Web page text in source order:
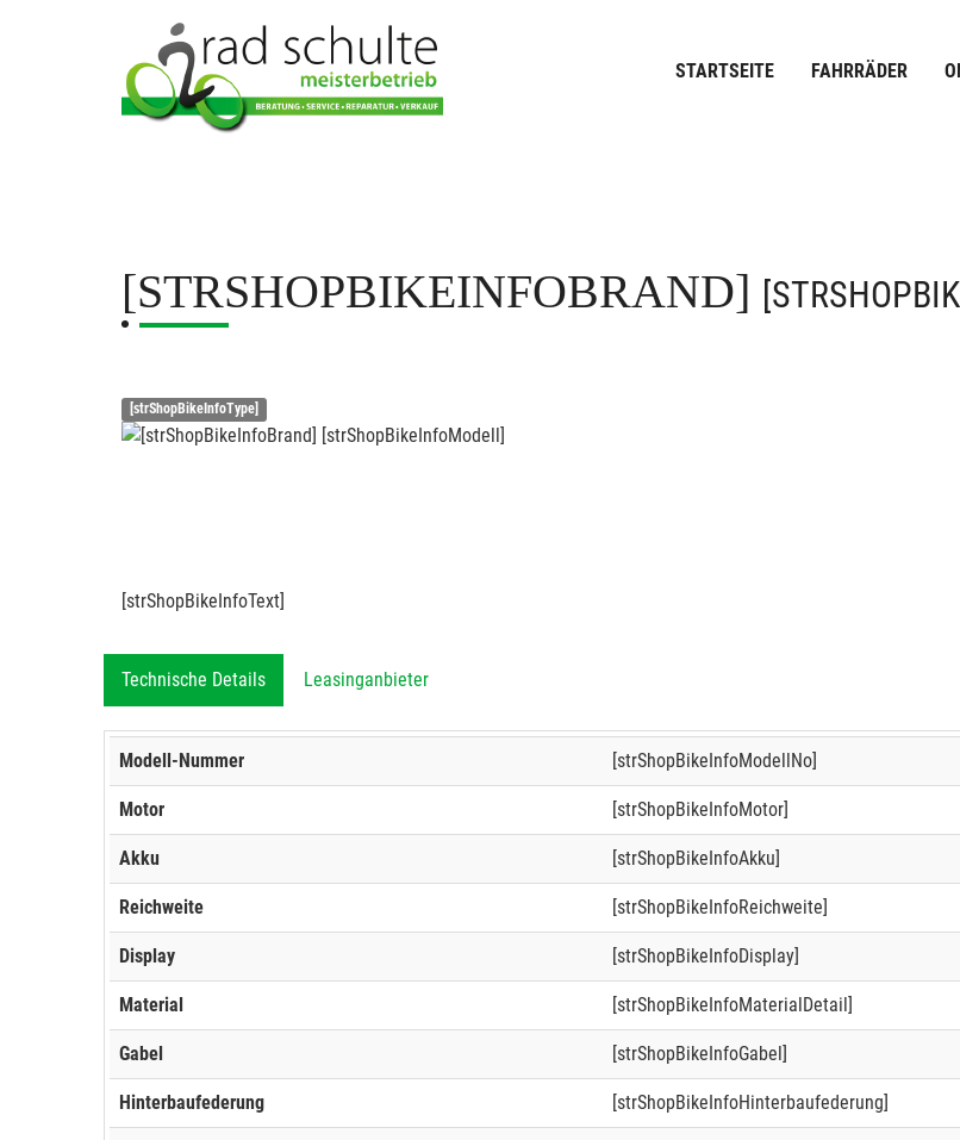
STARTSEITE FAHRRÄDER
[STRSHOPBIKEINFOBRAND]
[strShopBikeInfoType]
[strShopBikeInfoText]
Technische Details Leasinganbieter
Modell-Nummer [strShopBikeInfoModellNo]
Motor [strShopBikeInfoMotor]
Akku [strShopBikeInfoAkku]
Reichweite [strShopBikeInfoReichweite]
Display [strShopBikeInfoDisplay]
Material [strShopBikeInfoMaterialDetail]
Gabel [strShopBikeInfoGabel]
Hinterbaufederung [strShopBikeInfoHinterbaufederung]